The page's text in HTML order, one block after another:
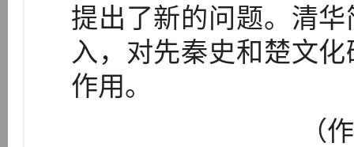
提出了新的问题。清
入，对先秦史和楚文
作用。
（